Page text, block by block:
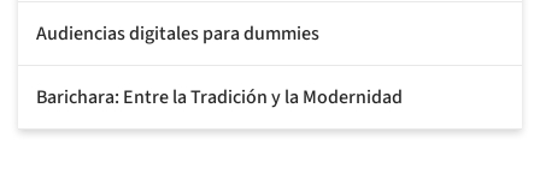
Audiencias digitales para dummies
Barichara: Entre la Tradición y la Modernidad